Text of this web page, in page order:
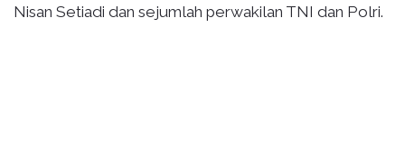
Nisan Setiadi dan sejumlah perwakilan TNI dan Polri.